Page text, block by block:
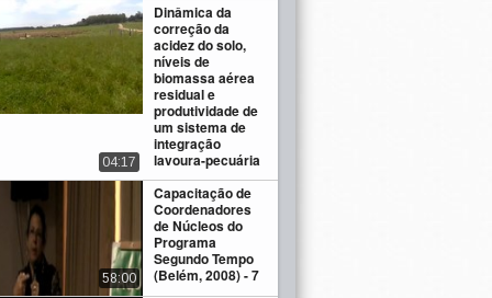
Dinâmica da
correção da
acidez do solo,
níveis de
biomassa aérea
residual e
produtividade de
um sistema de
integração
lavoura-pecuária
04:17
Capacitação de
Coordenadores
de Núcleos do
Programa
Segundo Tempo
(Belém, 2008) - 7
58:00